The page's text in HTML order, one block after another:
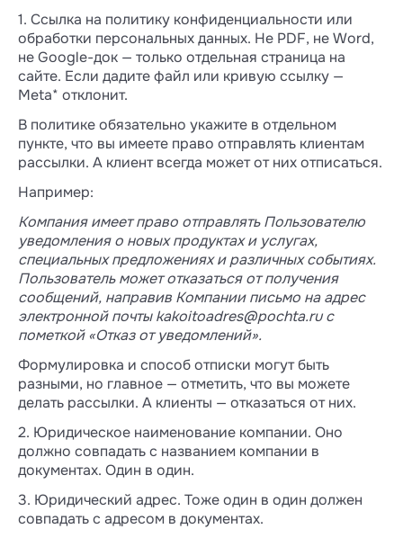
1. Ссылка на политику конфиденциальности или
обработки персональных данных. Не PDF, не Word,
не Google-док — только отдельная страница на
сайте. Если дадите файл или кривую ссылку —
Meta* отклонит.
В политике обязательно укажите в отдельном
пункте, что вы имеете право отправлять клиентам
рассылки. А клиент всегда может от них отписаться.
Например:
Компания имеет право отправлять Пользователю
уведомления о новых продуктах и услугах,
специальных предложениях и различных событиях.
Пользователь может отказаться от получения
сообщений, направив Компании письмо на адрес
электронной почтыkakoitoadres@pochta.ruс
пометкой «Отказ от уведомлений».
Формулировка и способ отписки могут быть
разными, но главное — отметить, что вы можете
делать рассылки. А клиенты — отказаться от них.
2. Юридическое наименование компании. Оно
должно совпадать с названием компании в
документах. Один в один.
3. Юридический адрес. Тоже один в один должен
совпадать с адресом в документах.